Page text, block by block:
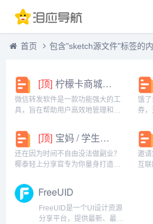
首页 包含"sketch源文件"标签的
[顶] 柠檬卡商城24h自动发卡平台虚拟商品激活码自助购买商城
微信转发软件是一款功能强大的工
具，旨在帮助用户高效地管理和操
能，包括一键转发、朋友圈转发和
微信抢红包等。一键转发软件使得
用户可以轻松地将消息、图片或其
他内容快速转发给多个...
饿
券
码
外
省
汉
[顶] 宝妈 / 学生党看过来！椰泰轻上分享官，时间自由，在家也能赚
还在因为时间不自由没法做副业？
椰泰轻上分享官专为你量身打造！
是想赚生活费的学生党，都能在这
里找到适合自己的增收方式。成为
分享官，你可以自由安排时间：带
娃间隙、下课碎片、睡...
邀
互
FreeUID
FreeUID是一个UI设计资源
分享平台，提供最新、最全